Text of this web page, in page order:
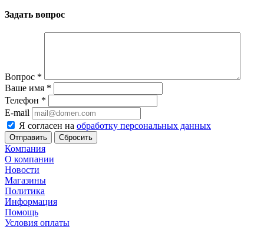
Задать вопрос
Вопрос *
Ваше имя *
Телефон *
E-mail
Я согласен на обработку персональных данных
Сбросить
Компания
О компании
Новости
Магазины
Политика
Информация
Помощь
Условия оплаты